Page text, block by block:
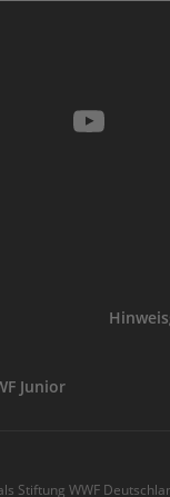
Junior
Stiftung WWF